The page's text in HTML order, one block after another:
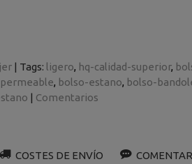
| Tags: ligero hq-calidad-superior
bolso-estano bolso-
| Comentarios
COSTES DE ENVÍO